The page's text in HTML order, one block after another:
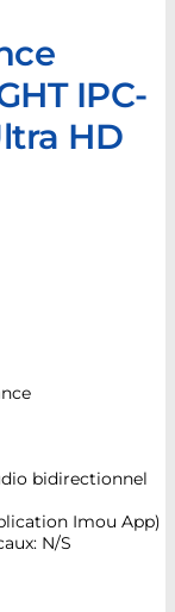
IPC-
HD
bidirectionnel
Imou App)
N/S